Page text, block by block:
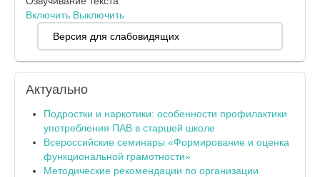
Включить Выключить
Версия для слабовидящих
Актуально
Подростки и наркотики: особенности профилактики
употребления ПАВ в старшей школе
Всероссийские семинары «Формирование и оценка
функциональной грамотности»
Методические рекомендации по организации